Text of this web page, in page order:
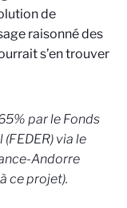
de
raisonné des
s’en trouver
par le Fonds
via le
Andorre
ce projet).